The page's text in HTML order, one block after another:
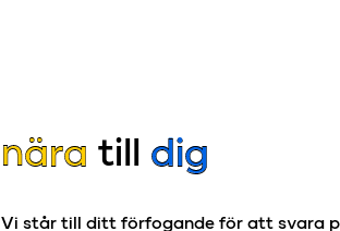
nära till dig
Vi står till ditt förfogande för att svara